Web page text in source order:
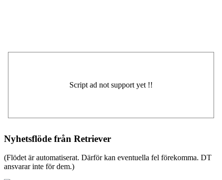
Nyhetsflöde från Retriever
(Flödet är automatiserat. Därför kan eventuella fel förekomma. DT
ansvarar inte för dem.)